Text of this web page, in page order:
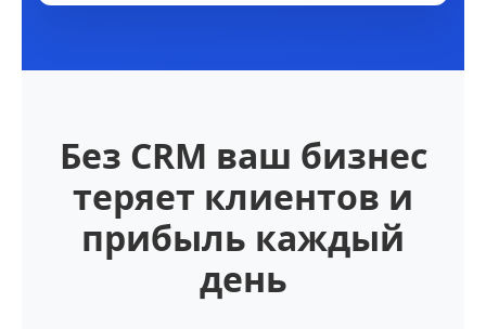
Без CRM ваш бизнес
теряет клиентов и
прибыль каждый
день